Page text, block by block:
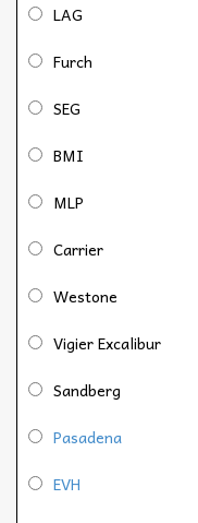
LAG
Furch
SEG
BMI
MLP
Carrier
Westone
Vigier Excalibur
Sandberg
Pasadena
EVH